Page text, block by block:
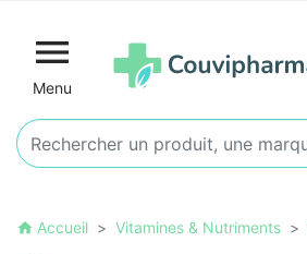

Menu
home Accueil Vitamines & Nutriments